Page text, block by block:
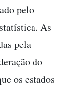
pelo
As
pela
do
os estados